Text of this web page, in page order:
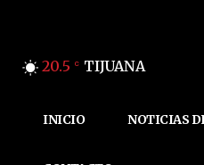
20.5 C TIJUANA
INICIO NOTICIAS